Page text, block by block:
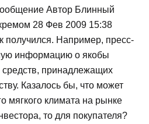
Автор Блинный
28 Фев 2009 15:38
получился. Например, пресс-
информацию о якобы
принадлежащих
Казалось бы, что может
мягкого климата на рынке
то для покупателя?